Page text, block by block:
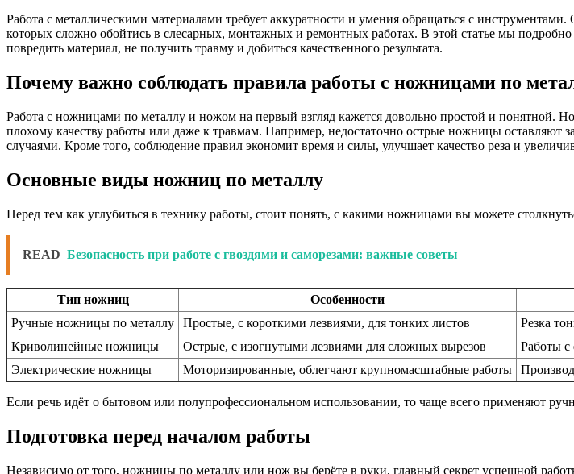
Работа с металлическими материалами требует аккуратности и умения обращаться с
которых сложно обойтись в слесарных, монтажных и ремонтных работах. В этой статье мы
повредить материал, не получить травму и добиться качественного результата.
Почему важно соблюдать правила работы с ножницами по
Работа с ножницами по металлу и ножом на первый взгляд кажется довольно простой и понятной.
плохому качеству работы или даже к травмам. Например, недостаточно острые ножницы оставляют
случаями. Кроме того, соблюдение правил экономит время и силы, улучшает качество реза и
Основные виды ножниц по металлу
Перед тем как углубиться в технику работы, стоит понять, с какими ножницами вы можете
READ Безопасность при работе с гвоздями и саморезами: важные советы
Тип ножниц Особенности
Ручные ножницы по металлу
Простые, с короткими лезвиями, для тонких листов
Резка
Криволинейные ножницы
Острые, с изогнутыми лезвиями для сложных вырезов
Работы с
Электрические ножницы
Моторизированные, облегчают крупномасштабные работы
Если речь идёт о бытовом или полупрофессиональном использовании, то чаще всего применяют
Подготовка перед началом работы
Независимо от того, ножницы по металлу или нож вы берёте в руки, главный секрет успешной